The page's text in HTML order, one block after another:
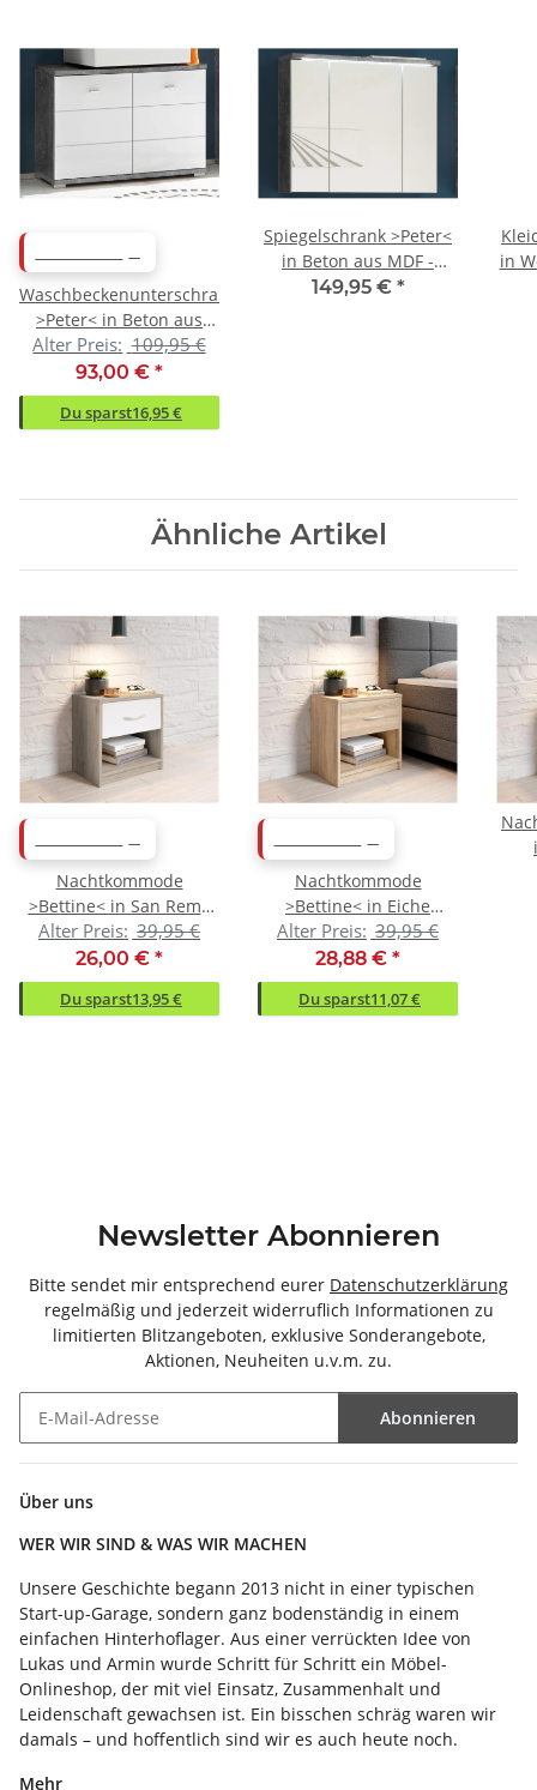
Waschbeckenunterschrank
>Peter< in Beton aus
MDF - 80x57x31cm
(BxHxT)
Alter Preis: 109,95 €
93,00 € *
Du sparst16,95 €
Spiegelschrank >Peter<
in Beton aus MDF -
80x69x20cm (BxHxT)
149,95 € *
in
Ähnliche Artikel
Nachtkommode
>Bettine< in San Remo
Eiche Nachbildung /
Weiß - 39x41x28cm
(BxHxT)
Alter Preis: 39,95 €
26,00 € *
Du sparst13,95 €
Nachtkommode
>Bettine< in Eiche
Sonoma Nachbildung -
39x41x28cm (BxHxT)
Alter Preis: 39,95 €
28,88 € *
Du sparst11,07 €
Newsletter Abonnieren
Bitte sendet mir entsprechend eurer Datenschutzerklärung
regelmäßig und jederzeit widerruflich Informationen zu
limitierten Blitzangeboten, exklusive Sonderangebote,
Aktionen, Neuheiten u.v.m. zu.
Abonnieren
Über uns
WER WIR SIND & WAS WIR MACHEN
Unsere Geschichte begann 2013 nicht in einer typischen
Start-up-Garage, sondern ganz bodenständig in einem
einfachen Hinterhoflager. Aus einer verrückten Idee von
Lukas und Armin wurde Schritt für Schritt ein Möbel-
Onlineshop, der mit viel Einsatz, Zusammenhalt und
Leidenschaft gewachsen ist. Ein bisschen schräg waren wir
damals – und hoffentlich sind wir es auch heute noch.
Mehr